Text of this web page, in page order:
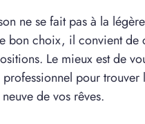
ne se fait pas à la
bon choix, il convient de
Le mieux est de
pour trouver
neuve de vos rêves.